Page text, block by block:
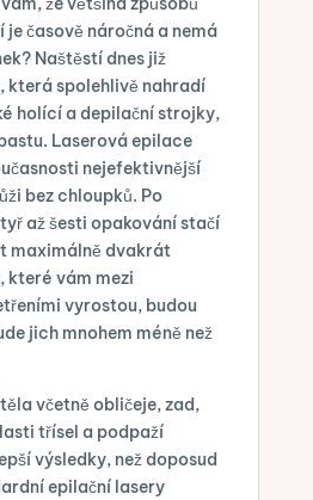
časově náročná a nemá
Naštěstí dnes již
která spolehlivě nahradí
holící a depilační strojky,
Laserová epilace
nejefektivnější
bez chloupků. Po
až šesti opakování stačí
maximálně dvakrát
které vám mezi
vyrostou, budou
jich mnohem méně než
včetně obličeje, zad,
třísel a podpaží
výsledky, než doposud
epilační lasery